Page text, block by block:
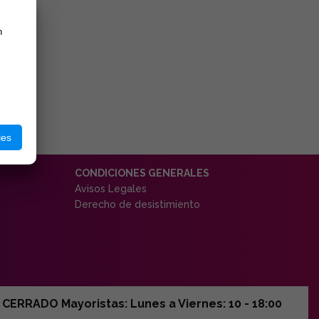
CONDICIONES GENERALES
Avisos Legales
Derecho de desistimiento
Mayoristas: Lunes a Viernes: 10 - 18:00